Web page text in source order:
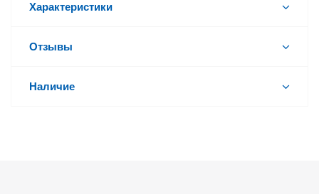
Характеристики
Отзывы
Наличие